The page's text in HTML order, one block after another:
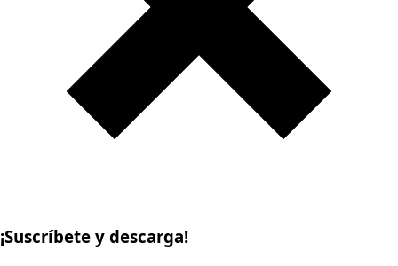
¡Suscríbete y descarga!